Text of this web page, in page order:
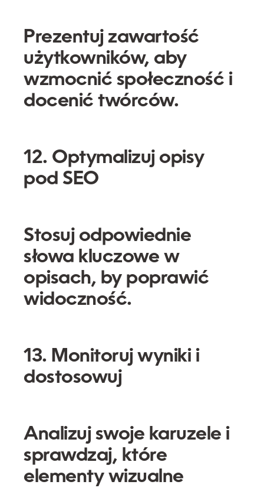
Prezentuj zawartość
użytkowników, aby
wzmocnić społeczność i
docenić twórców.
12. Optymalizuj opisy
pod SEO
Stosuj odpowiednie
słowa kluczowe w
opisach, by poprawić
widoczność.
13. Monitoruj wyniki i
dostosowuj
Analizuj swoje karuzele i
sprawdzaj, które
elementy wizualne